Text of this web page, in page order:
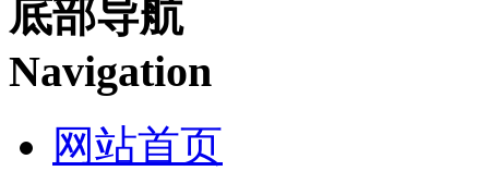
底部导航
Navigation
网站首页